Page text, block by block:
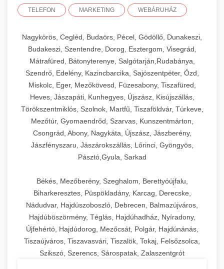
TELEFON MARKETING WEBÁRUHÁZ
Nagykörös, Cegléd, Budaörs, Pécel, Gödöllő, Dunakeszi,
Budakeszi, Szentendre, Dorog, Esztergom, Visegrád,
Mátrafüred, Bátonyterenye, Salgótarján,Rudabánya,
Szendrő, Edelény, Kazincbarcika, Sajószentpéter, Ózd,
Miskolc, Eger, Mezőkövesd, Füzesabony, Tiszafüred,
Heves, Jászapáti, Kunhegyes, Újszász, Kisújszállás,
Törökszentmiklós, Szolnok, Martfű, Tiszaföldvár, Túrkeve,
Mezőtúr, Gyomaendrőd, Szarvas, Kunszentmárton,
Csongrád, Abony, Nagykáta, Újszász, Jászberény,
Jászfényszaru, Jászárokszállás, Lőrinci, Gyöngyös,
Pásztó,Gyula, Sarkad
Békés, Mezőberény, Szeghalom, Berettyóújfalu,
Biharkeresztes, Püspökladány, Karcag, Derecske,
Nádudvar, Hajdúszoboszló, Debrecen, Balmazújváros,
Hajdúböszörmény, Téglás, Hajdúhadház, Nyíradony,
Újfehértó, Hajdúdorog, Mezőcsát, Polgár, Hajdúnánás,
Tiszaújváros, Tiszavasvári, Tiszalök, Tokaj, Felsőzsolca,
Szikszó, Szerencs, Sárospatak, Zalaszentgrót